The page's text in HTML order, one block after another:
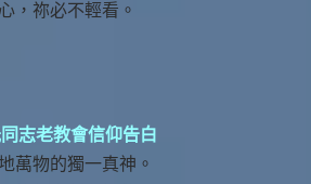
，祢必不輕看。
志老教會信仰告白
萬物的獨一真神。